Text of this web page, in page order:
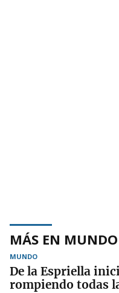
MÁS EN MUNDO
MUNDO
De la Espriella
rompiendo todas